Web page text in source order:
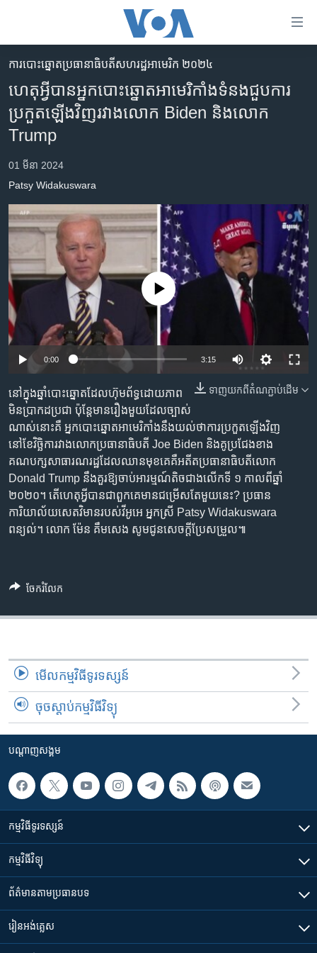
ទាក់ទង
រំលង​
និង​
ចូល​
ទំព័រ​
ព័ត៌មាន​​
ម្តង
រំលង​
និង​
ចូល​
ទៅ​
ទំព័រ​
រចនា
សម្ព័ន្ធ​
រំលង​
ចូល​
ទៅ​
កាន់​
ទំព័រ​
ស្វែង​
រក
អន្តរជាតិ
អាមេរិក
កម្ពុជាច្នៃប្រតិដ្ឋ
ព្រឹត្តិការណ៍ព័ត៌មាន
ទូរទស្សន៍ / វីដេអូ​
វិទ្យុ / ផតខាសថ៍
កម្មវិធីទាំងអស់
Khmer English
ភាសា
ការបោះឆ្នោតប្រធានាធិបតីសហរដ្ឋអាមេរិក ២០២៤
ហេតុអ្វីបានអ្នកបោះឆ្នោតអាមេរិកាំងទំនងជួបការ
ប្រកួតឡើងវិញរវាងលោក Biden និងលោក
Trump
01 មីនា 2024
Patsy Widakuswara
No media source currently available
0:00 3:15
ទាញ​យក​ពី​តំណភ្ជាប់​ដើម
នៅក្នុងឆ្នាំបោះឆ្នោតដែលហ៊ុមព័ទ្ធដោយភាព
មិនប្រាកដប្រជា ប៉ុន្តែមានរឿងមួយដែលច្បាស់
ណាស់នោះគឺ អ្នកបោះឆ្នោតអាមេរិកាំងនឹងយល់ថាការប្រកួតឡើងវិញ
នៅខែវិច្ឆិការវាងលោកប្រធានាធិបតី Joe Biden និងគូប្រជែងខាង
គណបក្សសាធារណរដ្ឋដែលឈានមុខគេគឺអតីតប្រធានាធិបតីលោក
Donald Trump នឹងគួរឱ្យចាប់អារម្មណ៍តិចជាងលើកទី ១ កាលពីឆ្នាំ
២០២០។ តើហេតុអ្វីបានជាពួកគេមានជម្រើសតែមួយនេះ? ប្រធាន
ការិយាល័យសេតវិមានរបស់វីអូអេ អ្នកស្រី Patsy Widakuswara
ពន្យល់។ លោក ម៉ែន គឹមសេង សូមជូនសេចក្តីប្រែសម្រួល៕
ចែករំលែក
មើល​កម្មវិធី​ទូរទស្សន៍
ចុចស្តាប់កម្មវិធីវិទ្យុ
បណ្តាញ​សង្គម
កម្មវិធី​ទូរទស្សន៍
កម្មវិធី​វិទ្យុ
ព័ត៌មាន​តាមប្រធានបទ​
រៀន​​អង់គ្លេស